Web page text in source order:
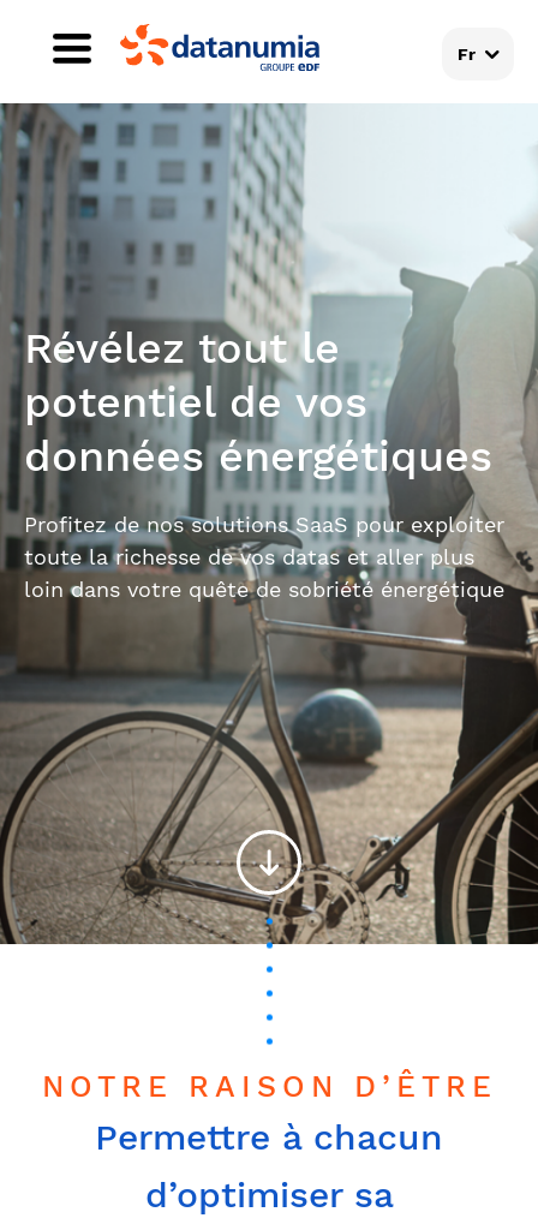
Fr
Révélez tout le
potentiel de vos
données énergétiques
Profitez de nos solutions SaaS pour exploiter
toute la richesse de vos datas et aller plus
loin dans votre quête de sobriété énergétique
NOTRE RAISON D’ÊTRE
Permettre à chacun
d’optimiser sa